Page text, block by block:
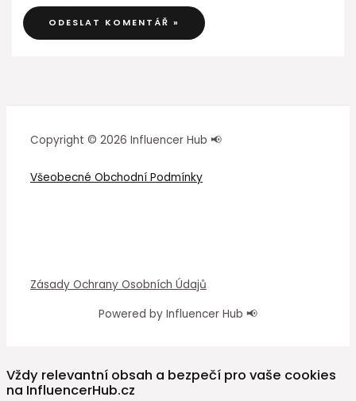
Copyright © 2026 Influencer Hub 📢
Všeobecné Obchodní Podmínky
Zásady Ochrany Osobních Údajů
Powered by Influencer Hub 📢
Vždy relevantní obsah a bezpečí pro vaše cookies
na InfluencerHub.cz